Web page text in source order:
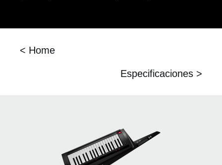
< Home
Especificaciones >